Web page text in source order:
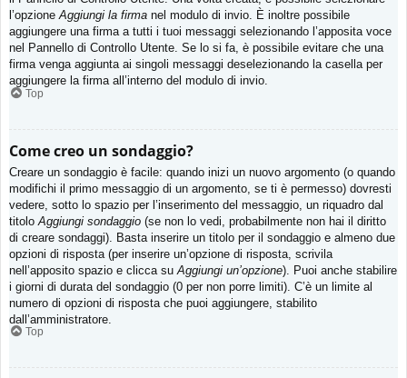
l’opzioneAggiungi la firma nel modulo di invio. È inoltre possibile
aggiungere una firma a tutti i tuoi messaggi selezionando l’apposita voce
nel Pannello di Controllo Utente. Se lo si fa, è possibile evitare che una
firma venga aggiunta ai singoli messaggi deselezionando la casella per
aggiungere la firma all’interno del modulo di invio.
Top
Come creo un sondaggio?
Creare un sondaggio è facile: quando inizi un nuovo argomento (o quando
modifichi il primo messaggio di un argomento, se ti è permesso) dovresti
vedere, sotto lo spazio per l’inserimento del messaggio, un riquadro dal
titolo Aggiungi sondaggio (se non lo vedi, probabilmente non hai il diritto
di creare sondaggi). Basta inserire un titolo per il sondaggio e almeno due
opzioni di risposta (per inserire un’opzione di risposta, scrivila
nell’apposito spazio e clicca su Aggiungi un’opzione). Puoi anche stabilire
i giorni di durata del sondaggio (0 per non porre limiti). C’è un limite al
numero di opzioni di risposta che puoi aggiungere, stabilito
dall’amministratore.
Top